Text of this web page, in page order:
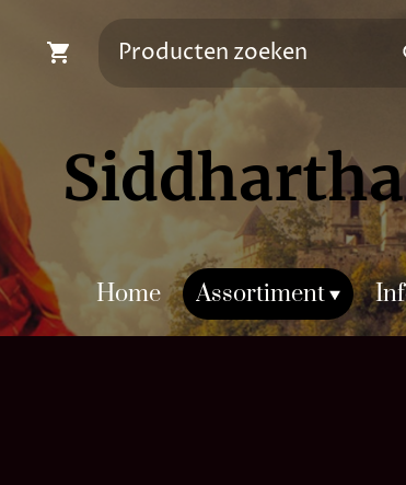
Home Assortiment